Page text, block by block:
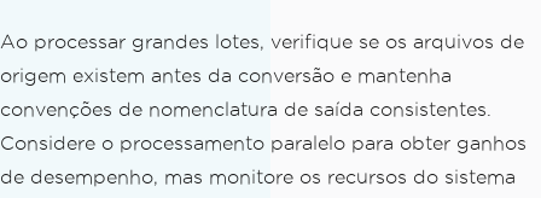
catch
(Exception ex)
{
WriteLine
"Failed: {P
}
Ao processar grandes lotes, verifique se os arquivos de
origem existem antes da conversão e mantenha
convenções de nomenclatura de saída consistentes.
Considere o processamento paralelo para obter ganhos
de desempenho, mas monitore os recursos do sistema